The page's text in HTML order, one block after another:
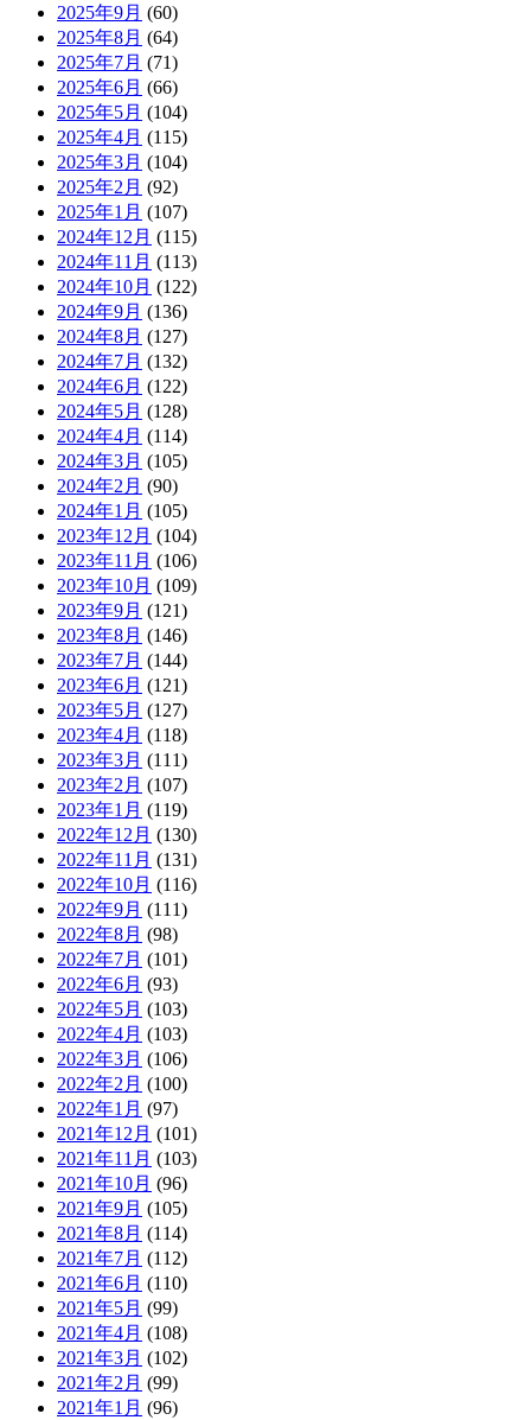
2025年9月 (60)
2025年8月 (64)
2025年7月 (71)
2025年6月 (66)
2025年5月 (104)
2025年4月 (115)
2025年3月 (104)
2025年2月 (92)
2025年1月 (107)
2024年12月 (115)
2024年11月 (113)
2024年10月 (122)
2024年9月 (136)
2024年8月 (127)
2024年7月 (132)
2024年6月 (122)
2024年5月 (128)
2024年4月 (114)
2024年3月 (105)
2024年2月 (90)
2024年1月 (105)
2023年12月 (104)
2023年11月 (106)
2023年10月 (109)
2023年9月 (121)
2023年8月 (146)
2023年7月 (144)
2023年6月 (121)
2023年5月 (127)
2023年4月 (118)
2023年3月 (111)
2023年2月 (107)
2023年1月 (119)
2022年12月 (130)
2022年11月 (131)
2022年10月 (116)
2022年9月 (111)
2022年8月 (98)
2022年7月 (101)
2022年6月 (93)
2022年5月 (103)
2022年4月 (103)
2022年3月 (106)
2022年2月 (100)
2022年1月 (97)
2021年12月 (101)
2021年11月 (103)
2021年10月 (96)
2021年9月 (105)
2021年8月 (114)
2021年7月 (112)
2021年6月 (110)
2021年5月 (99)
2021年4月 (108)
2021年3月 (102)
2021年2月 (99)
2021年1月 (96)